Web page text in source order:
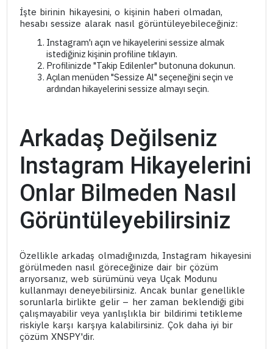
İşte birinin hikayesini, o kişinin haberi olmadan,
hesabı sessize alarak nasıl görüntüleyebileceğiniz:
Instagram'ı açın ve hikayelerini sessize almak
istediğiniz kişinin profiline tıklayın.
Profilinizde "Takip Edilenler" butonuna dokunun.
Açılan menüden "Sessize Al" seçeneğini seçin ve
ardından hikayelerini sessize almayı seçin.
Arkadaş Değilseniz
Instagram Hikayelerini
Onlar Bilmeden Nasıl
Görüntüleyebilirsiniz
Özellikle arkadaş olmadığınızda, Instagram hikayesini
görülmeden nasıl göreceğinize dair bir çözüm
arıyorsanız, web sürümünü veya Uçak Modunu
kullanmayı deneyebilirsiniz. Ancak bunlar genellikle
sorunlarla birlikte gelir – her zaman beklendiği gibi
çalışmayabilir veya yanlışlıkla bir bildirimi tetikleme
riskiyle karşı karşıya kalabilirsiniz. Çok daha iyi bir
çözüm XNSPY'dir.